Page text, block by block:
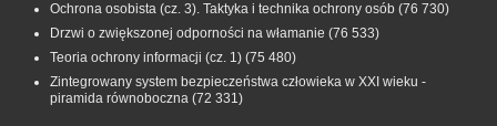
Ochrona osobista (cz. 3). Taktyka i technika ochrony osób (76 730)
Drzwi o zwiększonej odporności na włamanie (76 533)
Teoria ochrony informacji (cz. 1) (75 480)
Zintegrowany system bezpieczeństwa człowieka w XXI wieku -
piramida równoboczna (72 331)